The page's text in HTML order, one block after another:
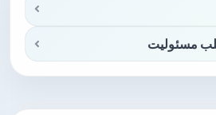
مسئولیت